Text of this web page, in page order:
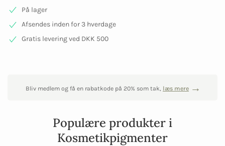
På lager
Afsendes inden for 3 hverdage
Gratis levering ved DKK 500
Bliv medlem og få en rabatkode på 20% som tak, læs mere
Populære produkter i
Kosmetikpigmenter